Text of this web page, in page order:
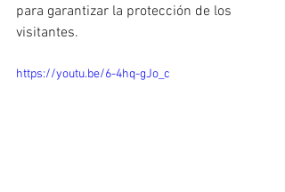
para garantizar la protección de los
visitantes.
https://youtu.be/6-4hq-gJo_c